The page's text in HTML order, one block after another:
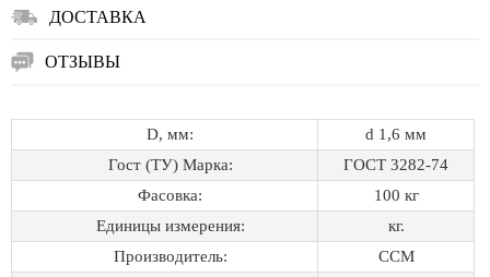
ДОСТАВКА
ОТЗЫВЫ
D, мм:
d 1,6 мм
Гост (ТУ) Марка:
ГОСТ 3282-74
Фасовка:
100 кг
Единицы измерения:
кг.
Производитель:
ССМ